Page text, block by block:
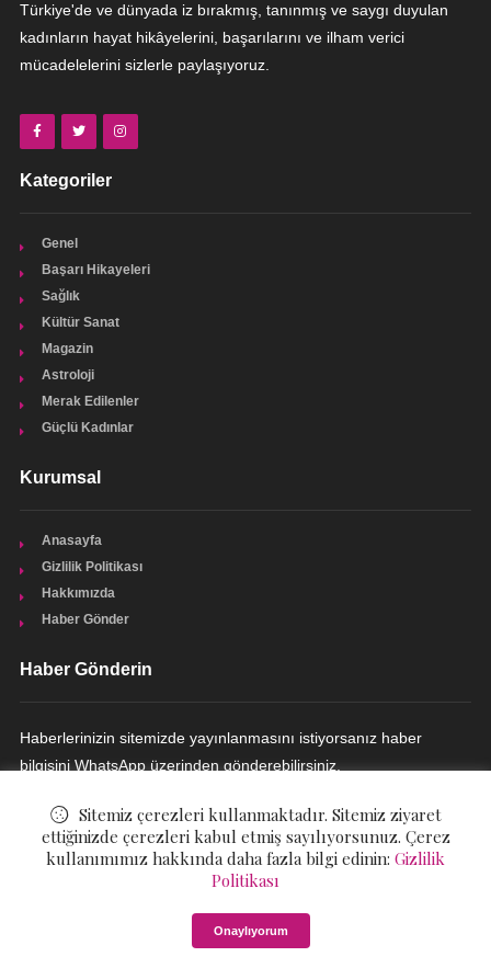
Türkiye'de ve dünyada iz bırakmış, tanınmış ve saygı duyulan
kadınların hayat hikâyelerini, başarılarını ve ilham verici
mücadelelerini sizlerle paylaşıyoruz.
Kategoriler
Genel
Başarı Hikayeleri
Sağlık
Kültür Sanat
Magazin
Astroloji
Merak Edilenler
Güçlü Kadınlar
Kurumsal
Anasayfa
Gizlilik Politikası
Hakkımızda
Haber Gönder
Haber Gönderin
Haberlerinizin sitemizde yayınlanmasını istiyorsanız haber
bilgisini WhatsApp üzerinden gönderebilirsiniz.
Sitemiz çerezleri kullanmaktadır. Sitemiz ziyaret
ettiğinizde çerezleri kabul etmiş sayılıyorsunuz. Çerez
kullanımımız hakkında daha fazla bilgi edinin: Gizlilik
Politikası
Onaylıyorum